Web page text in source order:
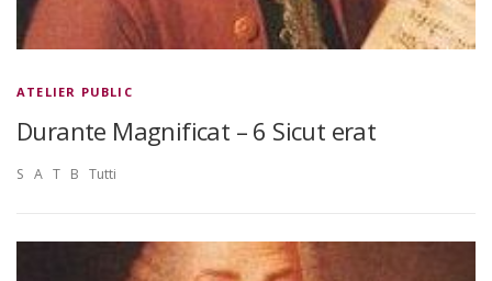
ATELIER PUBLIC
Durante Magnificat – 6 Sicut erat
S A T B Tutti